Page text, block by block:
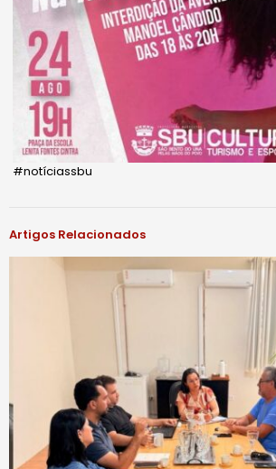
#notíciassbu
Artigos Relacionados